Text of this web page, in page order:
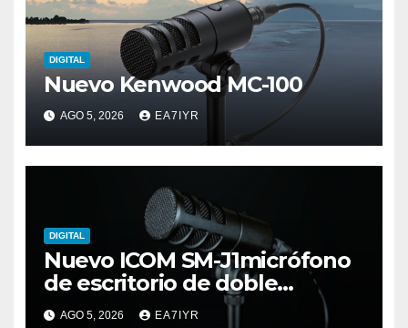
DIGITAL
Nuevo Kenwood MC-100
AGO 5, 2026 EA7IYR
DIGITAL
Nuevo ICOM SM-J1micrófono
de escritorio de doble
elemento premium
AGO 5, 2026 EA7IYR